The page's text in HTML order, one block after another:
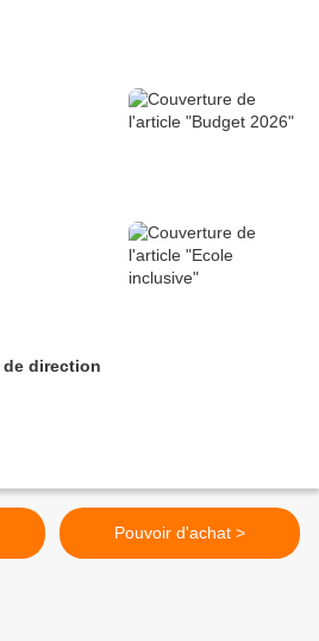
de direction
Pouvoir d'achat >